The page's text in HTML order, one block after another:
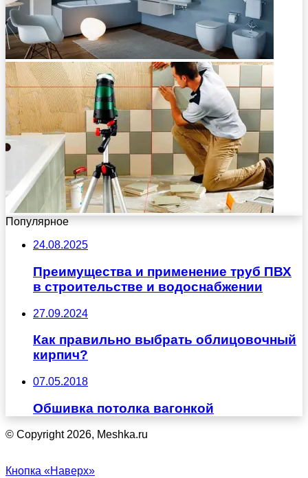
Популярное
24.08.2025
Преимущества и применение труб ПВХ
в строительстве и водоснабжении
27.09.2024
Как правильно выбрать облицовочный
кирпич?
07.05.2018
Обшивка потолка вагонкой
© Copyright 2026, Meshka.ru
Кнопка «Наверх»